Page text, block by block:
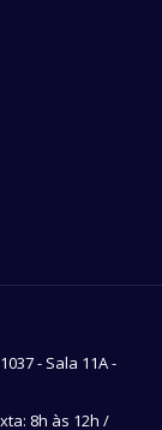
- Sala 11A -
8h às 12h /